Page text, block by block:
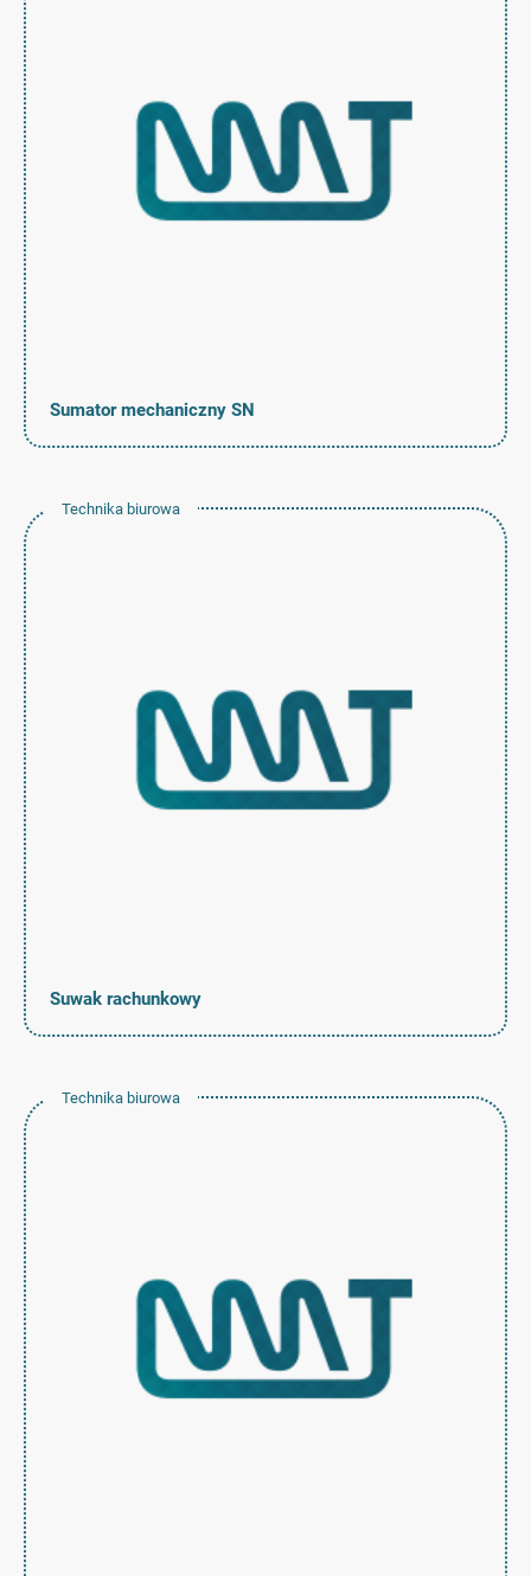
Sumator mechaniczny SN
Technika biurowa
Suwak rachunkowy
Technika biurowa